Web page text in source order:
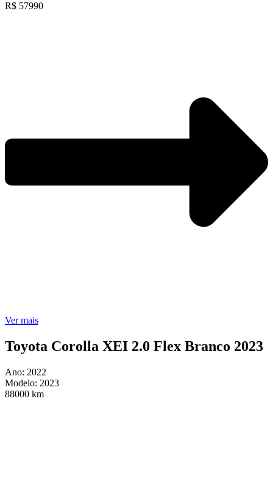
R$ 57990
Ver mais
Toyota Corolla XEI 2.0 Flex Branco 2023
Ano: 2022
Modelo: 2023
88000 km